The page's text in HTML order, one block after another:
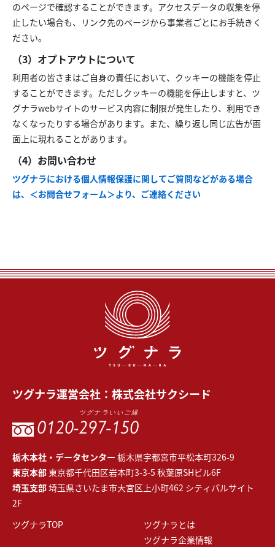
のページで確認することができます。アクセスデータの収集を停
止したい場合も、リンク先のページから事業者ごとにお手続きく
ださい。
（3）オプトアウトについて
利用者の皆さまはご自身の責任において、クッキーの機能を停止
することができます。ただしクッキーの機能を停止しますと、ツ
グナラwebサイトのサービス内容に制限が発生したり、利用でき
なくなったりする場合があります。また、繰り返し同じ広告が画
面上に現れることがあります。
（4）お問い合わせ
ツグナラにおける個人情報保護に関してご質問などがある場合
は、＜お問合せフォーム＞より、ご連絡ください
ツグナラ運営会社： 株式会社サクシード
0120-297-150
ツグナラいいご縁
栃木本社・データセンター 栃木県宇都宮市平松本町326-9
東京本部 東京都千代田区岩本町3-3-5 秋葉原SHビル6F
埼玉支部埼玉県さいたま市大宮区上小町462 シティパルサイト
2F
ツグナラTOP
ツグナラとは
ツグナラ企業情報